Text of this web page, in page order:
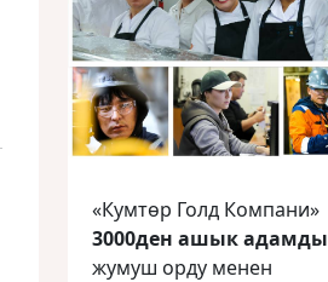
«Кумтөр Голд Компани»
3000ден ашык адамды
жумуш орду менен